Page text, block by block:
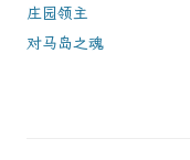
庄园领主
对马岛之魂